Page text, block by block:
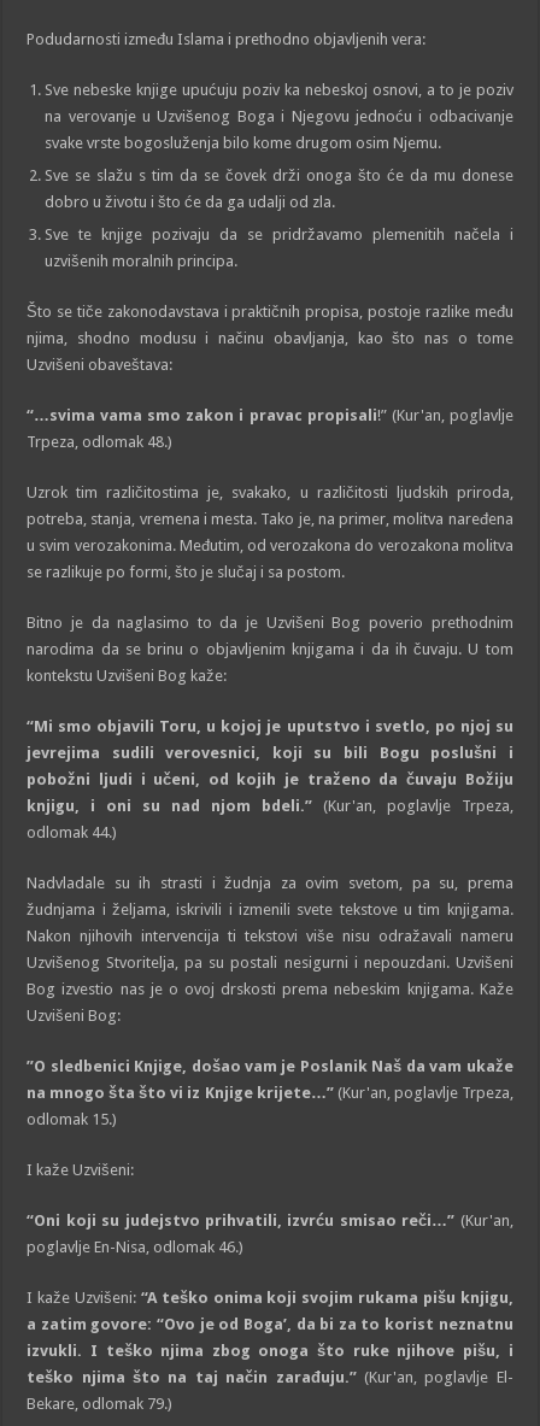
Podudarnosti između Islama i prethodno objavljenih vera:
Sve nebeske knjige upućuju poziv ka nebeskoj osnovi, a to je poziv
na verovanje u Uzvišenog Boga i Njegovu jednoću i odbacivanje
svake vrste bogosluženja bilo kome drugom osim Njemu.
Sve se slažu s tim da se čovek drži onoga što će da mu donese
dobro u životu i što će da ga udalji od zla.
Sve te knjige pozivaju da se pridržavamo plemenitih načela i
uzvišenih moralnih principa.
Što se tiče zakonodavstava i praktičnih propisa, postoje razlike među
njima, shodno modusu i načinu obavljanja, kao što nas o tome
Uzvišeni obaveštava:
“…svima vama smo zakon i pravac propisali!” (Kur'an, poglavlje
Trpeza, odlomak 48.)
Uzrok tim različitostima je, svakako, u različitosti ljudskih priroda,
potreba, stanja, vremena i mesta. Tako je, na primer, molitva naređena
u svim verozakonima. Međutim, od verozakona do verozakona molitva
se razlikuje po formi, što je slučaj i sa postom.
Bitno je da naglasimo to da je Uzvišeni Bog poverio prethodnim
narodima da se brinu o objavljenim knjigama i da ih čuvaju. U tom
kontekstu Uzvišeni Bog kaže:
“Mi smo objavili Toru, u kojoj je uputstvo i svetlo, po njoj su
jevrejima sudili verovesnici, koji su bili Bogu poslušni i
pobožni ljudi i učeni, od kojih je traženo da čuvaju Božiju
knjigu, i oni su nad njom bdeli.”(Kur'an, poglavlje Trpeza,
odlomak 44.)
Nadvladale su ih strasti i žudnja za ovim svetom, pa su, prema
žudnjama i željama, iskrivili i izmenili svete tekstove u tim knjigama.
Nakon njihovih intervencija ti tekstovi više nisu odražavali nameru
Uzvišenog Stvoritelja, pa su postali nesigurni i nepouzdani. Uzvišeni
Bog izvestio nas je o ovoj drskosti prema nebeskim knjigama. Kaže
Uzvišeni Bog:
”O sledbenici Knjige, došao vam je Poslanik Naš da vam ukaže
na mnogo šta što vi iz Knjige krijete…”(Kur'an, poglavlje Trpeza,
odlomak 15.)
I kaže Uzvišeni:
“Oni koji su judejstvo prihvatili, izvrću smisao reči…” (Kur'an,
poglavlje En-Nisa, odlomak 46.)
I kaže Uzvišeni: “A teško onima koji svojim rukama pišu knjigu,
a zatim govore: “Ovo je od Boga’, da bi za to korist neznatnu
izvukli. I teško njima zbog onoga što ruke njihove pišu, i
teško njima što na taj način zarađuju.”(Kur'an, poglavlje El-
Bekare, odlomak 79.)